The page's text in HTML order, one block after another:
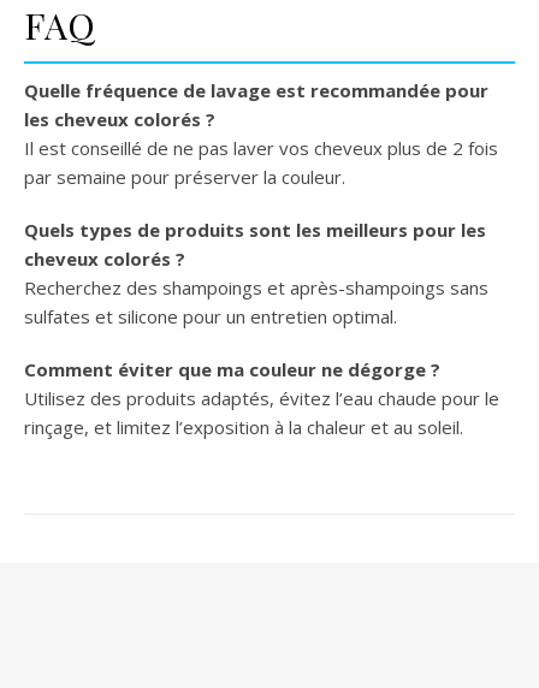
FAQ
Quelle fréquence de lavage est recommandée pour
les cheveux colorés ?
Il est conseillé de ne pas laver vos cheveux plus de 2 fois
par semaine pour préserver la couleur.
Quels types de produits sont les meilleurs pour les
cheveux colorés ?
Recherchez des shampoings et après-shampoings sans
sulfates et silicone pour un entretien optimal.
Comment éviter que ma couleur ne dégorge ?
Utilisez des produits adaptés, évitez l’eau chaude pour le
rinçage, et limitez l’exposition à la chaleur et au soleil.